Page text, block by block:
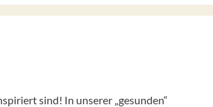
sind! In unserer „gesunden“